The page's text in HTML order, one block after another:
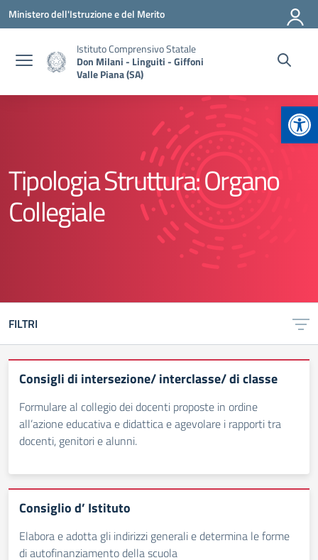
Vai ai contenuti
Vai al menu di navigazione
Vai al footer
Ministero dell'Istruzione e del Merito
Istituto Comprensivo Statale
Don Milani - Linguiti - Giffoni
Valle Piana (SA)
Tipologia Struttura:Organo
Collegiale
FILTRI
Consigli di intersezione/ interclasse/ di classe
Formulare al collegio dei docenti proposte in ordine
all’azione educativa e didattica e agevolare i rapporti tra
docenti, genitori e alunni.
Consiglio d’ Istituto
Elabora e adotta gli indirizzi generali e determina le forme
di autofinanziamento della scuola